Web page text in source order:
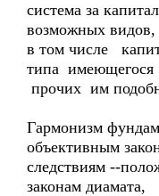
система за
возможных видов,
в том числе
типа
прочих им
Гармонизм
объективным
следствиям --
законам диамата,